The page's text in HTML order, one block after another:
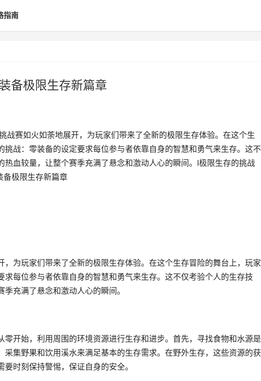
指南
备极限生存新篇章
战赛如火如荼地展开，为玩家们带来了全新的极限生存体验。在这个生
战：零装备的设定要求每位参与者依靠自身的智慧和勇气来生存。这不
血较量，让整个赛季充满了悬念和激动人心的瞬间。I极限生存的挑战
备极限生存新篇章
为玩家们带来了全新的极限生存体验。在这个生存冒险的舞台上，玩家
每位参与者依靠自身的智慧和勇气来生存。这不仅考验个人的生存技
充满了悬念和激动人心的瞬间。
开始，利用周围的环境资源进行生存和进步。首先，寻找食物和水源是
采集野果和饮用溪水来满足基本的生存需求。在野外生存，这些资源的获
时刻保持警惕，保证自身的安全。